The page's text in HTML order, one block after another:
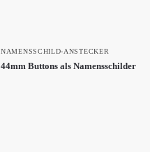
NAMENSSCHILD-ANSTECKER
44mm Buttons als Namensschilder